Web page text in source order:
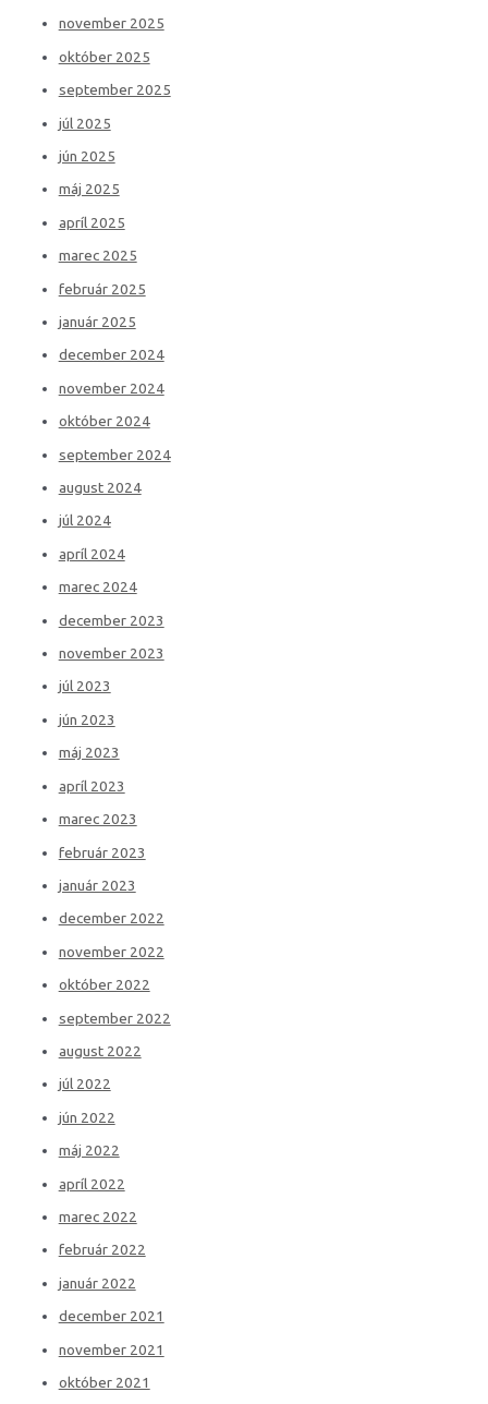
november 2025
október 2025
september 2025
júl 2025
jún 2025
máj 2025
apríl 2025
marec 2025
február 2025
január 2025
december 2024
november 2024
október 2024
september 2024
august 2024
júl 2024
apríl 2024
marec 2024
december 2023
november 2023
júl 2023
jún 2023
máj 2023
apríl 2023
marec 2023
február 2023
január 2023
december 2022
november 2022
október 2022
september 2022
august 2022
júl 2022
jún 2022
máj 2022
apríl 2022
marec 2022
február 2022
január 2022
december 2021
november 2021
október 2021